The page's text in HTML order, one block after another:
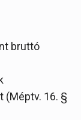
bruttó
(Méptv. 16. §